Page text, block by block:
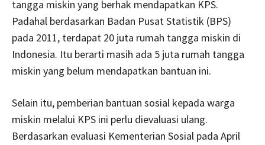
tangga miskin yang berhak mendapatkan KPS.
Padahal berdasarkan Badan Pusat Statistik (BPS)
pada 2011, terdapat 20 juta rumah tangga miskin di
Indonesia. Itu berarti masih ada 5 juta rumah tangga
miskin yang belum mendapatkan bantuan ini.
Selain itu, pemberian bantuan sosial kepada warga
miskin melalui KPS ini perlu dievaluasi ulang.
Berdasarkan evaluasi Kementerian Sosial pada April